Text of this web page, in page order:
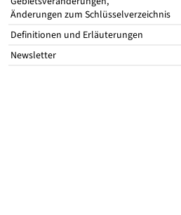
Änderungen zum Schlüsselverzeichnis
Definitionen und Erläuterungen
Newsletter